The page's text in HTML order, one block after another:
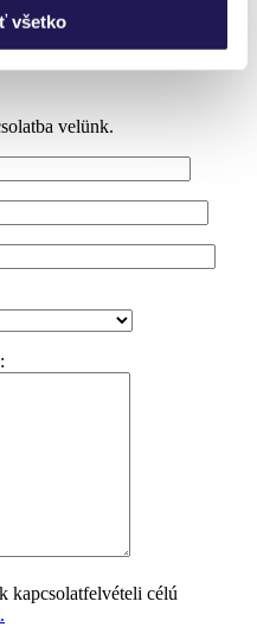
všetko
velünk.
kapcsolatfelvételi célú